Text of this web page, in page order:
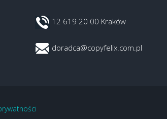
12 619 20 00 Kraków
doradca@copyfelix.com.pl